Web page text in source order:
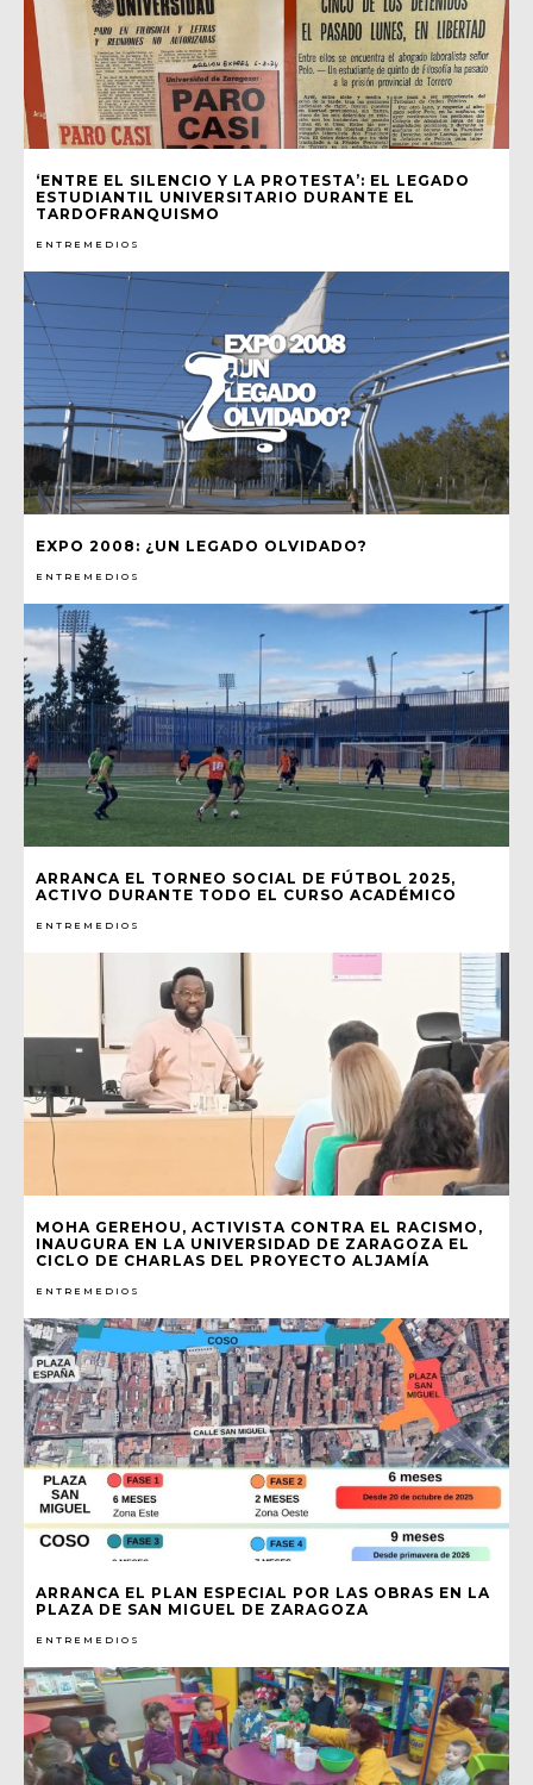
‘ENTRE EL SILENCIO Y LA PROTESTA’: EL LEGADO
ESTUDIANTIL UNIVERSITARIO DURANTE EL
TARDOFRANQUISMO
ENTREMEDIOS
EXPO 2008: ¿UN LEGADO OLVIDADO?
ENTREMEDIOS
ARRANCA EL TORNEO SOCIAL DE FÚTBOL 2025,
ACTIVO DURANTE TODO EL CURSO ACADÉMICO
ENTREMEDIOS
MOHA GEREHOU, ACTIVISTA CONTRA EL RACISMO,
INAUGURA EN LA UNIVERSIDAD DE ZARAGOZA EL
CICLO DE CHARLAS DEL PROYECTO ALJAMÍA
ENTREMEDIOS
ARRANCA EL PLAN ESPECIAL POR LAS OBRAS EN LA
PLAZA DE SAN MIGUEL DE ZARAGOZA
ENTREMEDIOS